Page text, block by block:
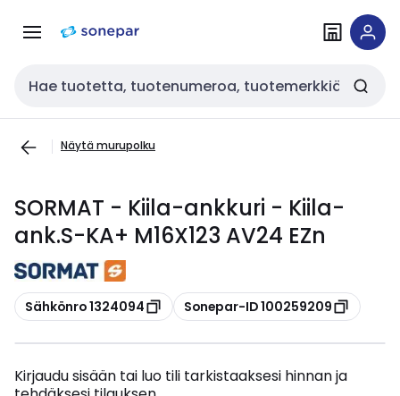
navigointiinsisältöön
Haku
Näytä murupolku
SORMAT - Kiila-ankkuri - Kiila-
ank.S-KA+ M16X123 AV24 EZn
Kopioi
Sähkönro 1324094 Kopioi
Sonepar-ID 100259209
Kirjaudu sisään tai luo tili tarkistaaksesi hinnan ja